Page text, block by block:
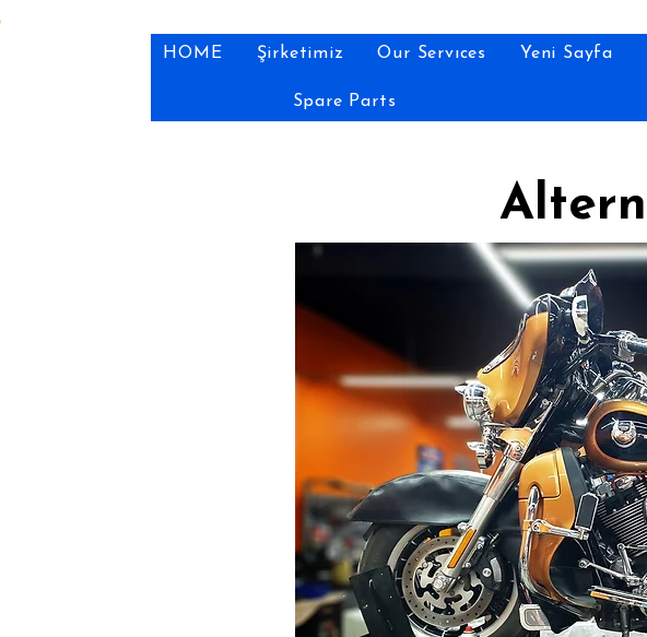
HOME Şirketimiz Our Servıces Yeni Sayfa
Spare Parts